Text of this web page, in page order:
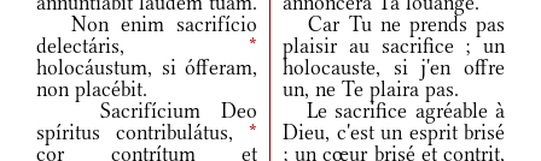
Non enim sacrifício
delectáris, *
holocáustum, si ófferam,
non placébit.
Car Tu ne prends pas
plaisir au sacrifice ; un
holocauste, si j'en offre
un, ne Te plaira pas.
Sacrifícium Deo
spíritus contribulátus, *
cor contrítum et
Le sacrifice agréable à
Dieu, c'est un esprit brisé
; un cœur brisé et contrit,